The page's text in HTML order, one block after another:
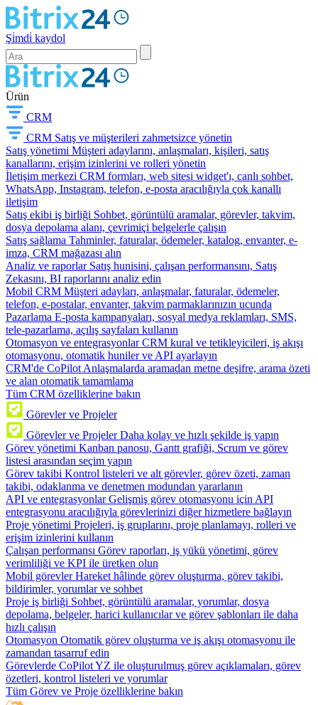
Şi̇mdi̇ kaydol
Ürün
CRM
CRM Satış ve müşterileri zahmetsizce yönetin
Satış yönetimi Müşteri adaylarını, anlaşmaları, kişileri, satış
kanallarını, erişim izinlerini ve rolleri yönetin
İletişim merkezi CRM formları, web sitesi widget'ı, canlı sohbet,
WhatsApp, Instagram, telefon, e-posta aracılığıyla çok kanallı
iletişim
Satış ekibi iş birliği Sohbet, görüntülü aramalar, görevler, takvim,
dosya depolama alanı, çevrimiçi belgelerle çalışın
Satış sağlama Tahminler, faturalar, ödemeler, katalog, envanter, e-
imza, CRM mağazası alın
Analiz ve raporlar Satış hunisini, çalışan performansını, Satış
Zekasını, BI raporlarını analiz edin
Mobil CRM Müşteri adayları, anlaşmalar, faturalar, ödemeler,
telefon, e-postalar, envanter, takvim parmaklarınızın ucunda
Pazarlama E-posta kampanyaları, sosyal medya reklamları, SMS,
tele-pazarlama, açılış sayfaları kullanın
Otomasyon ve entegrasyonlar CRM kural ve tetikleyicileri, iş akışı
otomasyonu, otomatik huniler ve API ayarlayın
CRM'de CoPilot Anlaşmalarda aramadan metne deşifre, arama özeti
ve alan otomatik tamamlama
Tüm CRM özelliklerine bakın
Görevler ve Projeler
Görevler ve Projeler Daha kolay ve hızlı şekilde iş yapın
Görev yönetimi Kanban panosu, Gantt grafiği, Scrum ve görev
listesi arasından seçim yapın
Görev takibi Kontrol listeleri ve alt görevler, görev özeti, zaman
takibi, odaklanma ve denetmen modundan yararlanın
API ve entegrasyonlar Gelişmiş görev otomasyonu için API
entegrasyonu aracılığıyla görevlerinizi diğer hizmetlere bağlayın
Proje yönetimi Projeleri, iş gruplarını, proje planlamayı, rolleri ve
erişim izinlerini kullanın
Çalışan performansı Görev raporları, iş yükü yönetimi, görev
verimliliği ve KPI ile üretken olun
Mobil görevler Hareket hâlinde görev oluşturma, görev takibi,
bildirimler, yorumlar ve sohbet
Proje iş birliği Sohbet, görüntülü aramalar, yorumlar, dosya
depolama, belgeler, harici kullanıcılar ve görev şablonları ile daha
hızlı çalışın
Otomasyon Otomatik görev oluşturma ve iş akışı otomasyonu ile
zamandan tasarruf edin
Görevlerde CoPilotYZ ile oluşturulmuş görev açıklamaları, görev
özetleri, kontrol listeleri ve yorumlar
Tüm Görev ve Proje özelliklerine bakın